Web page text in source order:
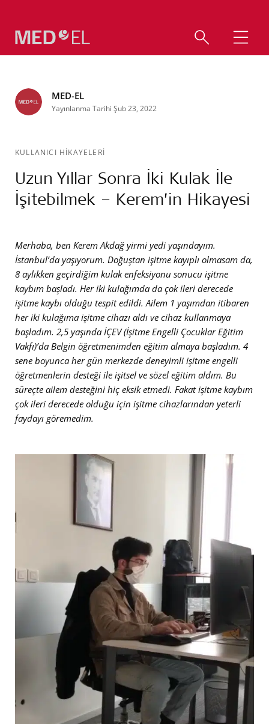
MED-EL
Yayınlanma Tarihi Şub 23, 2022
KULLANICI HİKAYELERİ
Uzun Yıllar Sonra İki Kulak İle
İşitebilmek – Kerem’in Hikayesi
Merhaba, ben Kerem Akdağ yirmi yedi yaşındayım.
İstanbul’da yaşıyorum. Doğuştan işitme kayıplı olmasam da,
8 aylıkken geçirdiğim kulak enfeksiyonu sonucu işitme
kaybım başladı. Her iki kulağımda da çok ileri derecede
işitme kaybı olduğu tespit edildi. Ailem 1 yaşımdan itibaren
her iki kulağıma işitme cihazı aldı ve cihaz kullanmaya
başladım. 2,5 yaşında İÇEV (İşitme Engelli Çocuklar Eğitim
Vakfı)’da Belgin öğretmenimden eğitim almaya başladım. 4
sene boyunca her gün merkezde deneyimli işitme engelli
öğretmenlerin desteği ile işitsel ve sözel eğitim aldım. Bu
süreçte ailem desteğini hiç eksik etmedi. Fakat işitme kaybım
çok ileri derecede olduğu için işitme cihazlarından yeterli
faydayı göremedim.